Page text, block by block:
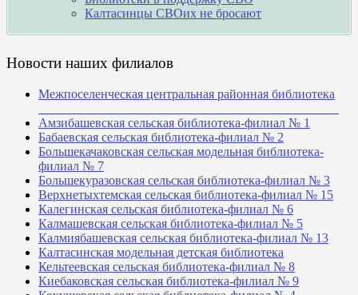
Калтасинцы СВОих не бросают
Новости наших филиалов
Межпоселенческая центральная районная библиотека
Амзибашевская сельская библиотека-филиал № 1
Бабаевская сельская библиотека-филиал № 2
Большекачаковская сельская модельная библиотека-
филиал № 7
Большекуразовская сельская библиотека-филиал № 3
Верхнетыхтемская сельская библиотека-филиал № 15
Калегинская сельская библиотека-филиал № 6
Калмашевская сельская библиотека-филиал № 5
Калмиябашевская сельская библиотека-филиал № 13
Калтасинская модельная детская библиотека
Кельтеевская сельская библиотека-филиал № 8
Киебаковская сельская библиотека-филиал № 9